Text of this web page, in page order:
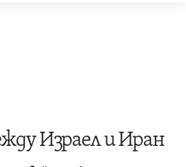
Израел и Иран